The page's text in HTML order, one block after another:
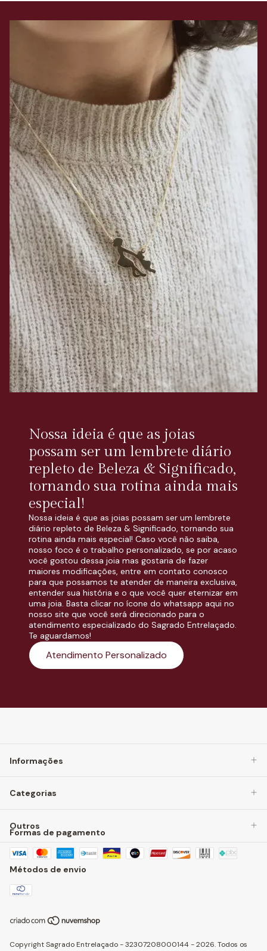
Nossa ideia é que as joias
possam ser um lembrete diário
repleto de Beleza & Significado,
tornando sua rotina ainda mais
especial!
Nossa ideia é que as joias possam ser um lembrete
diário repleto de Beleza & Significado, tornando sua
rotina ainda mais especial! Caso você não saiba,
nosso foco é o trabalho personalizado, se por acaso
você gostou dessa joia mas gostaria de fazer
maiores modificações, entre em contato conosco
para que possamos te atender de maneira exclusiva,
entender sua história e o que você quer eternizar em
uma joia. Basta clicar no ícone do whatsapp aqui no
nosso site que você será direcionado para o
atendimento especializado do Sagrado Entrelaçado.
Te aguardamos!
Atendimento Personalizado
Informações
Categorias
Outros
Formas de pagamento
Métodos de envio
Copyright Sagrado Entrelaçado - 32307208000144 - 2026. Todos os